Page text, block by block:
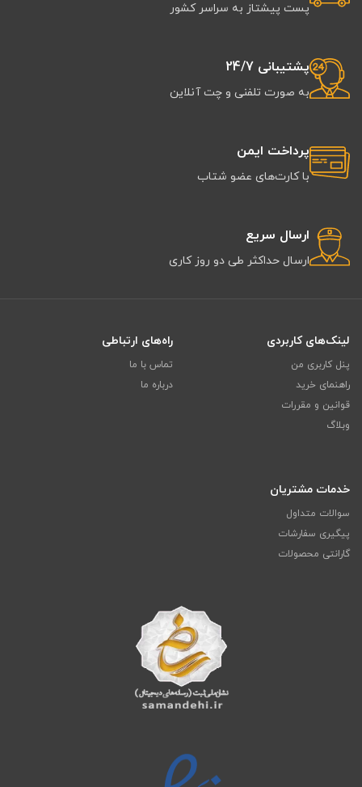
پست پیشتاز به سراسر کشور
پشتیبانی 24/7
به صورت تلفنی و چت آنلاین
پرداخت ایمن
با کارت‌های عضو شتاب
ارسال سریع
ارسال حداکثر طی دو روز کاری
لینک‌های کاربردی
پنل کاربری من
راهنمای خرید
قوانین و مقررات
وبلاگ
راه‌های ارتباطی
تماس با ما
درباره ما
خدمات مشتریان
سوالات متداول
پیگیری سفارشات
گارانتی محصولات